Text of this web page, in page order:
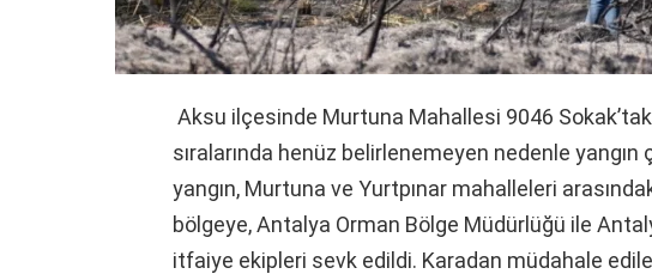
Aksu ilçesinde Murtuna Mahallesi 9046
sıralarında henüz belirlenemeyen nedenle yangın
yangın, Murtuna ve Yurtpınar mahalleleri
bölgeye, Antalya Orman Bölge Müdürlüğü ile
itfaiye ekipleri sevk edildi. Karadan müdahale